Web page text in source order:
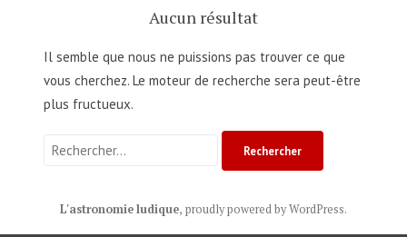
Aucun résultat
Il semble que nous ne puissions pas trouver ce que
vous cherchez. Le moteur de recherche sera peut-être
plus fructueux.
Rechercher :
L'astronomie ludique, proudly powered by WordPress.